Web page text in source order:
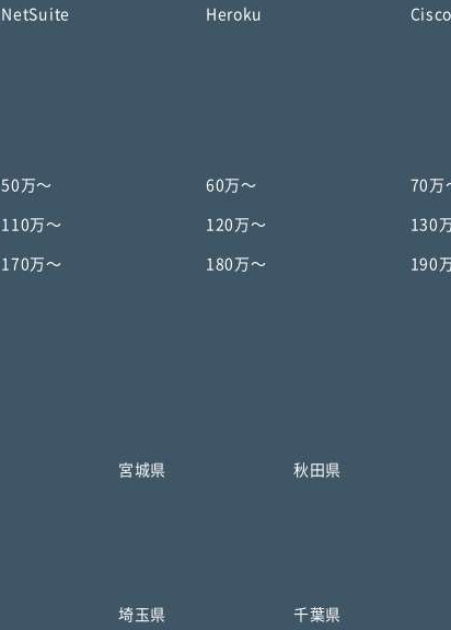
NetSuite Heroku Cisco
50万〜 60万〜 70万
110万〜 120万〜 130
170万〜 180万〜 190
宮城県 秋田県
埼玉県 千葉県